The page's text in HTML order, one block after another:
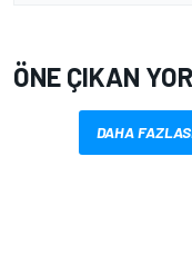
ÖNE ÇIKAN
DAHA